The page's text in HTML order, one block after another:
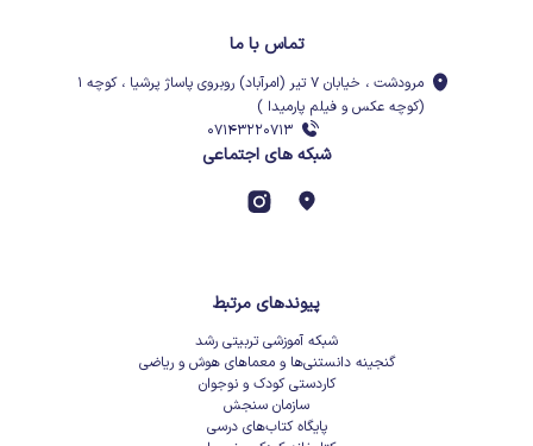
تماس با ما
مرودشت ، خیابان ۷ تیر (امرآباد) روبروی پاساژ پرشیا ، کوچه ۱
(کوچه عکس و فیلم پارمیدا )
۰۷۱۴۳۲۲۰۷۱۳
شبکه های اجتماعی
پیوندهای مرتبط
شبکه آموزشی تربیتی رشد
گنجینه دانستنی‌ها و معماهای هوش و ریاضی
کاردستی کودک و نوجوان
سازمان سنجش
پایگاه کتاب‌های درسی